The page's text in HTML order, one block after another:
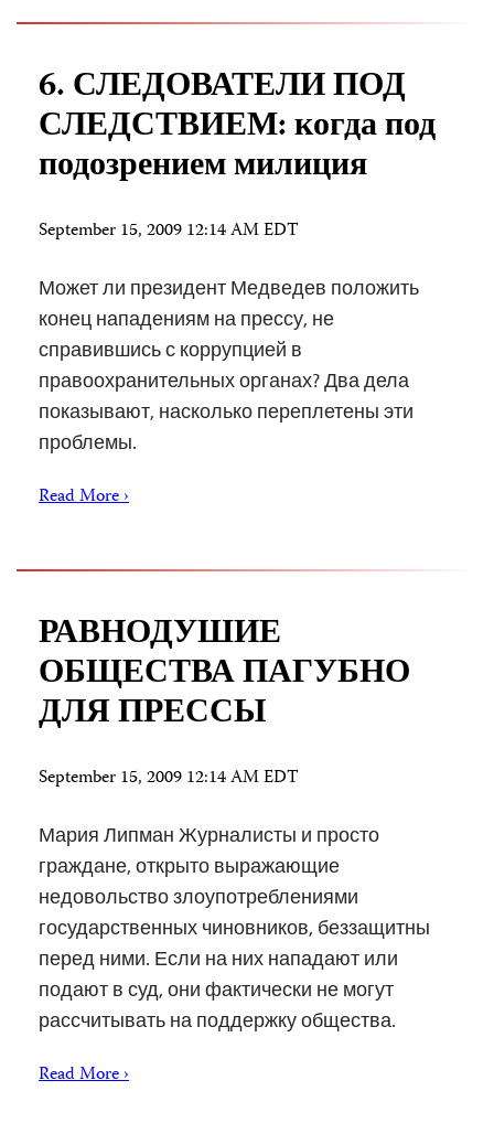
6. СЛЕДОВАТЕЛИ ПОД
СЛЕДСТВИЕМ: когда под
подозрением милиция
September 15, 2009 12:14 AM EDT
Может ли президент Медведев положить
конец нападениям на прессу, не
справившись с коррупцией в
правоохранительных органах? Два дела
показывают, насколько переплетены эти
проблемы.
Read More ›
РАВНОДУШИЕ
ОБЩЕСТВА ПАГУБНО
ДЛЯ ПРЕССЫ
September 15, 2009 12:14 AM EDT
Мария Липман Журналисты и просто
граждане, открыто выражающие
недовольство злоупотреблениями
государственных чиновников, беззащитны
перед ними. Если на них нападают или
подают в суд, они фактически не могут
рассчитывать на поддержку общества.
Read More ›